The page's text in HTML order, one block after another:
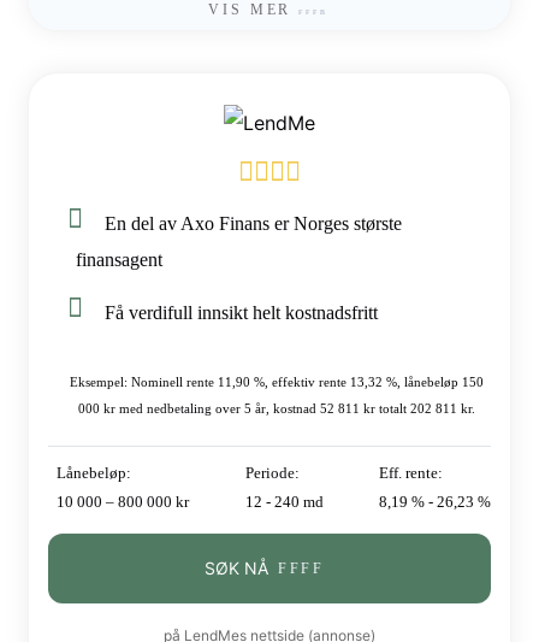
VIS MER
En del av Axo Finans er Norges største
finansagent
Få verdifull innsikt helt kostnadsfritt
Eksempel: Nominell rente 11,90 %, effektiv rente 13,32 %, lånebeløp 150
000 kr med nedbetaling over 5 år, kostnad 52 811 kr totalt 202 811 kr.
Lånebeløp:
10 000 – 800 000 kr
Periode:
12 - 240 md
Eff. rente:
8,19 % - 26,23 %
SØK NÅ
på LendMes nettside (annonse)